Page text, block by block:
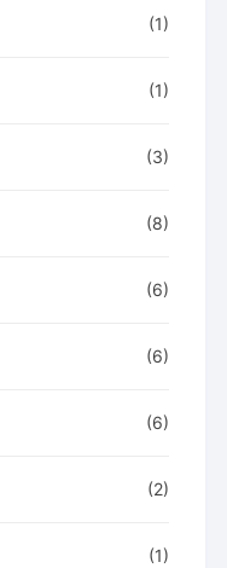
(1)
(1)
(3)
(8)
(6)
(6)
(6)
(2)
(1)